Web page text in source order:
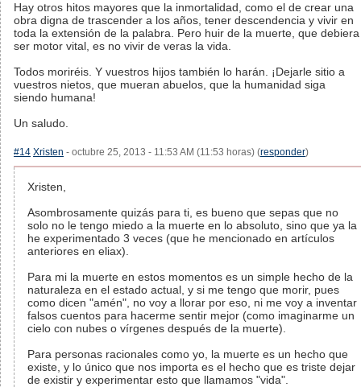
Hay otros hitos mayores que la inmortalidad, como el de crear una
obra digna de trascender a los años, tener descendencia y vivir en
toda la extensión de la palabra. Pero huir de la muerte, que debiera
ser motor vital, es no vivir de veras la vida.
Todos moriréis. Y vuestros hijos también lo harán. ¡Dejarle sitio a
vuestros nietos, que mueran abuelos, que la humanidad siga
siendo humana!
Un saludo.
#14 Xristen - octubre 25, 2013 - 11:53 AM (11:53 horas) (responder)
Xristen,
Asombrosamente quizás para ti, es bueno que sepas que no
solo no le tengo miedo a la muerte en lo absoluto, sino que ya la
he experimentado 3 veces (que he mencionado en artículos
anteriores en eliax).
Para mi la muerte en estos momentos es un simple hecho de la
naturaleza en el estado actual, y si me tengo que morir, pues
como dicen "amén", no voy a llorar por eso, ni me voy a inventar
falsos cuentos para hacerme sentir mejor (como imaginarme un
cielo con nubes o vírgenes después de la muerte).
Para personas racionales como yo, la muerte es un hecho que
existe, y lo único que nos importa es el hecho que es triste dejar
de existir y experimentar esto que llamamos "vida".